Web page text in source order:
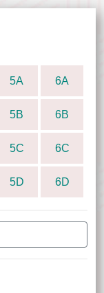
5A 6A
5B 6B
5C 6C
5D 6D